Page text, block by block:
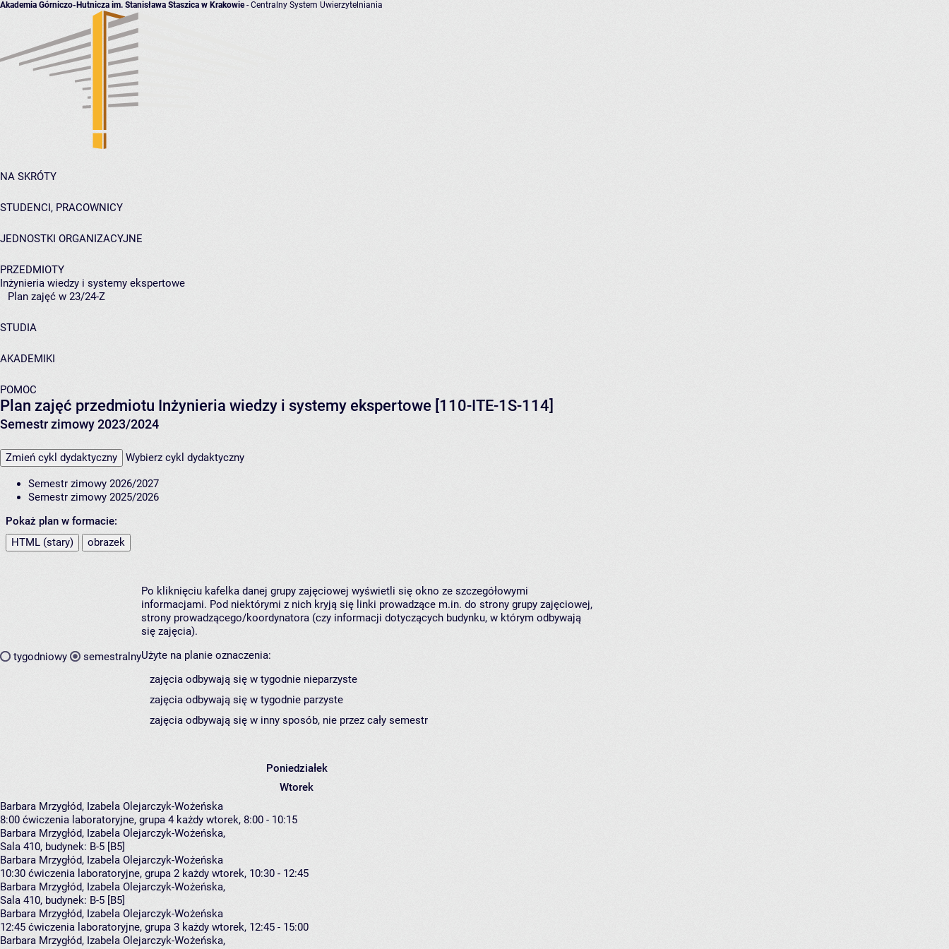
Akademia Górniczo-Hutnicza im. Stanisława Staszica w Krakowie- Centralny System Uwierzytelniania
NA SKRÓTY
STUDENCI, PRACOWNICY
JEDNOSTKI ORGANIZACYJNE
PRZEDMIOTY
Inżynieria wiedzy i systemy ekspertowe
Plan zajęć w 23/24-Z
STUDIA
AKADEMIKI
POMOC
Plan zajęć przedmiotu Inżynieria wiedzy i systemy ekspertowe [110-ITE-1S-114]
Semestr zimowy 2023/2024
Zmień cykl dydaktyczny Wybierz cykl dydaktyczny
Semestr zimowy 2026/2027
Semestr zimowy 2025/2026
Pokaż plan w formacie:
HTML (stary)
obrazek
tygodniowy semestralny
Po kliknięciu kafelka danej grupy zajęciowej wyświetli się okno ze szczegółowymi
informacjami. Pod niektórymi z nich kryją się linki prowadzące m.in. do strony grupy zajęciowej,
strony prowadzącego/koordynatora (czy informacji dotyczących budynku, w którym odbywają
się zajęcia).
Użyte na planie oznaczenia:
zajęcia odbywają się w tygodnie nieparzyste
zajęcia odbywają się w tygodnie parzyste
zajęcia odbywają się w inny sposób, nie przez cały semestr
Poniedziałek
Wtorek
Barbara Mrzygłód, Izabela Olejarczyk-Wożeńska
8:00 ćwiczenia laboratoryjne, grupa 4 każdy wtorek, 8:00 - 10:15
Barbara Mrzygłód, Izabela Olejarczyk-Wożeńska,
Sala 410, budynek: B-5 [B5]
Barbara Mrzygłód, Izabela Olejarczyk-Wożeńska
10:30 ćwiczenia laboratoryjne, grupa 2 każdy wtorek, 10:30 - 12:45
Barbara Mrzygłód, Izabela Olejarczyk-Wożeńska,
Sala 410, budynek: B-5 [B5]
Barbara Mrzygłód, Izabela Olejarczyk-Wożeńska
12:45 ćwiczenia laboratoryjne, grupa 3 każdy wtorek, 12:45 - 15:00
Barbara Mrzygłód, Izabela Olejarczyk-Wożeńska,